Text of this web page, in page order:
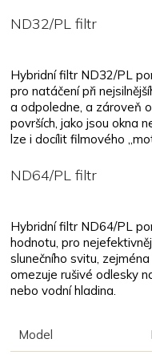
ND32/PL filtr
Hybridní filtr ND32/PL
pro natáčení při
a odpoledne, a zároveň
površích, jako jsou okna
lze i docílit filmového
ND64/PL filtr
Hybridní filtr ND64/PL
hodnotu, pro
slunečního svitu,
omezuje rušivé odlesky
nebo vodní hladina.
Model